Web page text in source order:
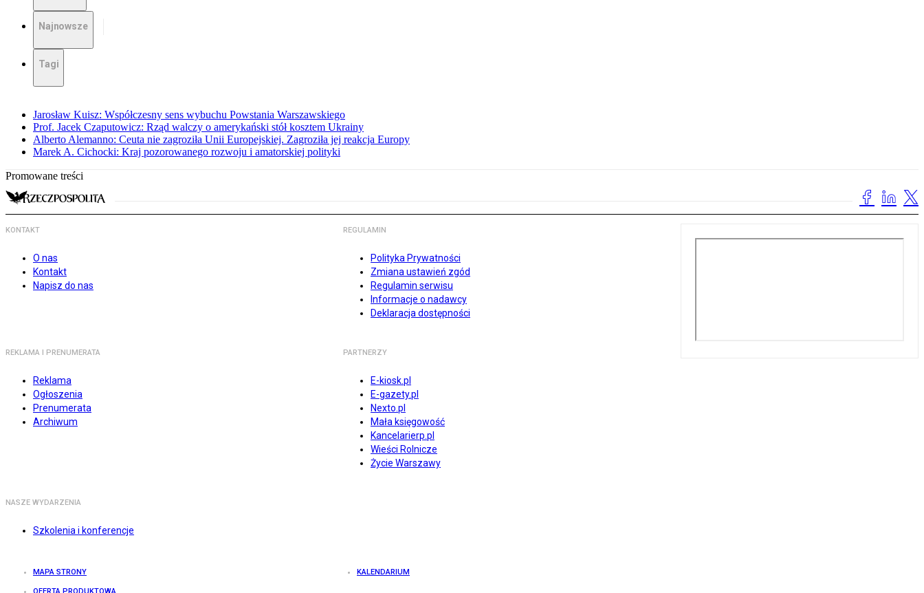
Najnowsze
Tagi
Jarosław Kuisz: Współczesny sens wybuchu Powstania Warszawskiego
Prof. Jacek Czaputowicz: Rząd walczy o amerykański stół kosztem Ukrainy
Alberto Alemanno: Ceuta nie zagroziła Unii Europejskiej. Zagroziła jej reakcja Europy
Marek A. Cichocki: Kraj pozorowanego rozwoju i amatorskiej polityki
Promowane treści
KONTAKT
O nas
Kontakt
Napisz do nas
REGULAMIN
Polityka Prywatności
Zmiana ustawień zgód
Regulamin serwisu
Informacje o nadawcy
Deklaracja dostępności
REKLAMA I PRENUMERATA
Reklama
Ogłoszenia
Prenumerata
Archiwum
PARTNERZY
E-kiosk.pl
E-gazety.pl
Nexto.pl
Mała księgowość
Kancelarierp.pl
Wieści Rolnicze
Życie Warszawy
NASZE WYDARZENIA
Szkolenia i konferencje
MAPA STRONY KALENDARIUM